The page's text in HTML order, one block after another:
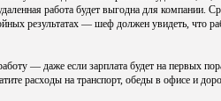
работа будет выгодна для компании.
результатах — шеф должен увидеть, что
— даже если зарплата будет на первых
расходы на транспорт, обеды в офисе и